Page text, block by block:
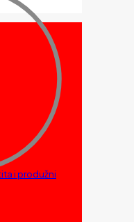
i produžni